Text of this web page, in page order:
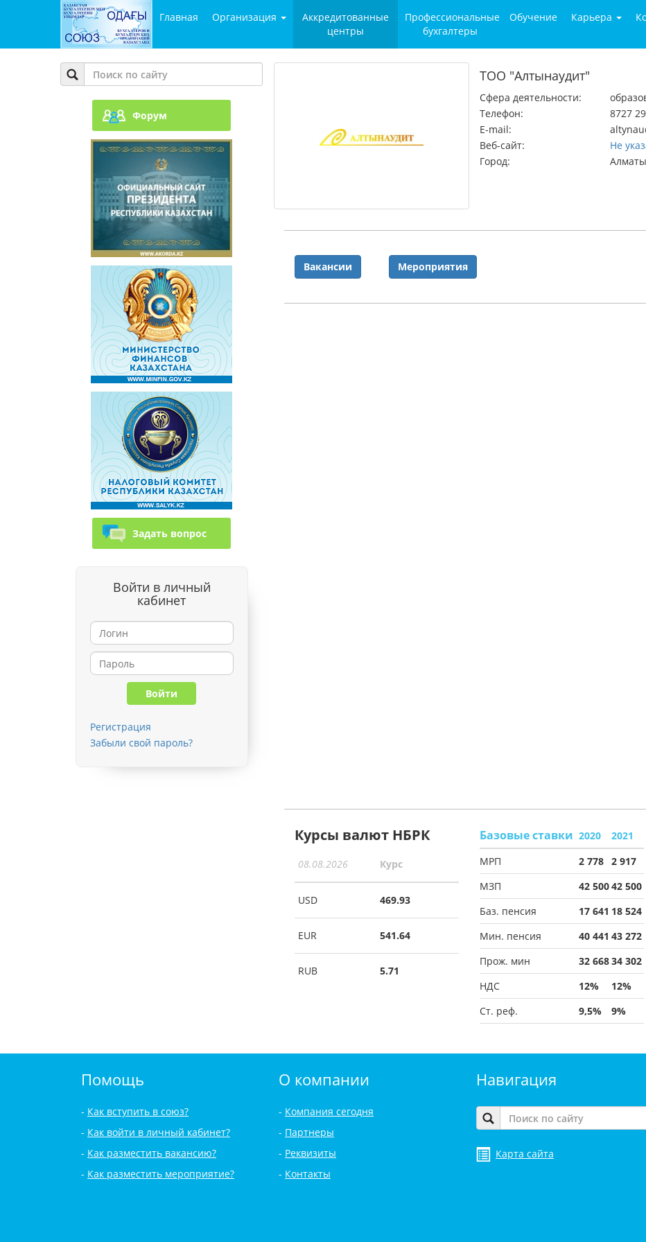
Главная Организация
Аккредитованные
центры
Профессиональные
бухгалтеры
Обучение Карьера
Форум
Задать вопрос
Войти в личный
кабинет
Регистрация
Забыли свой пароль?
ТОО "Алтынаудит"
Сфера деятельности:
Телефон:
8727
E-mail:
Веб-сайт:
Не
Город:
Алматы
Вакансии Мероприятия
Курсы валют НБРК
08.08.2026 Курс
USD 469.93
EUR 541.64
RUB 5.71
Базовые ставки 2020
2021
МРП
2 778 2 917
МЗП
42 50042 500
Баз. пенсия
17 641 18 524
Мин. пенсия
40 441 43 272
Прож. мин
32 66834 302
НДС
12%
12%
Ст. реф.
9,5% 9%
Помощь
Как вступить в союз?
Как войти в личный кабинет?
Как разместить вакансию?
Как разместить мероприятие?
О компании
Компания сегодня
Партнеры
Реквизиты
Контакты
Навигация
Карта сайта